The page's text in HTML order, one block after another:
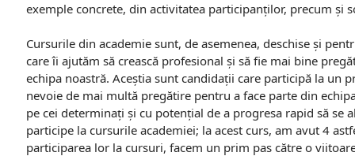
exemple concrete, din activitatea participanților, precum și
Cursurile din academie sunt, de asemenea, deschise și
care îi ajutăm să crească profesional și să fie mai bine
echipa noastră. Aceștia sunt candidații care participă la un
nevoie de mai multă pregătire pentru a face parte din
pe cei determinați și cu potențial de a progresa rapid să se
participe la cursurile academiei; la acest curs, am avut 4
participarea lor la cursuri, facem un prim pas către o